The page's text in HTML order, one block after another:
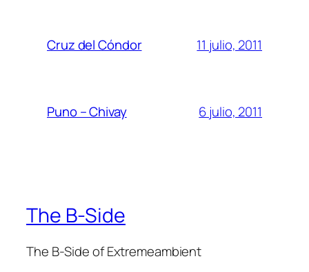
Cruz del Cóndor 11 julio, 2011
Puno – Chivay 6 julio, 2011
The B-Side
The B-Side of Extremeambient